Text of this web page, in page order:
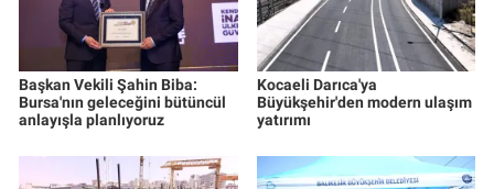
Başkan Vekili Şahin Biba:
Bursa'nın geleceğini bütüncül
anlayışla planlıyoruz
Kocaeli Darıca'ya
Büyükşehir'den modern ulaşım
yatırımı